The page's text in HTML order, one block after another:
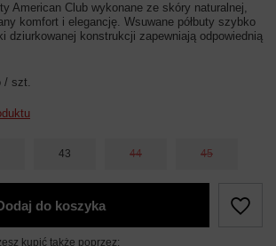
American Club wykonane ze skóry naturalnej,
komfort i elegancję. Wsuwane półbuty szybko
dziurkowanej konstrukcji zapewniają odpowiednią
/ szt.
43 44 45
do koszyka
kupić także poprzez: